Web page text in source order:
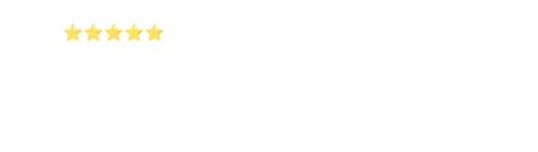
⭐⭐⭐⭐⭐